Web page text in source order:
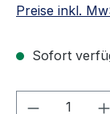
Preise inkl.
Sofort
Produkt